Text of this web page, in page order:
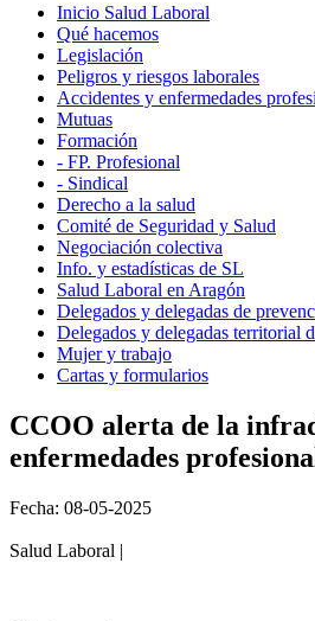
Inicio Salud Laboral
Qué hacemos
Legislación
Peligros y riesgos laborales
Accidentes y enfermedades
Mutuas
Formación
- FP. Profesional
- Sindical
Derecho a la salud
Comité de Seguridad y Salud
Negociación colectiva
Info. y estadísticas de SL
Salud Laboral en Aragón
Delegados y delegadas de
Delegados y delegadas territorial
Mujer y trabajo
Cartas y formularios
CCOO alerta de la
enfermedades
Fecha: 08-05-2025
Salud Laboral |